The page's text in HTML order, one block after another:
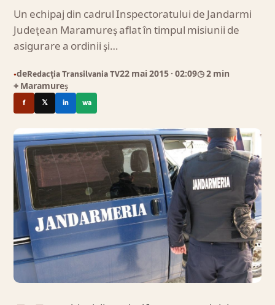
Un echipaj din cadrul Inspectoratului de Jandarmi
Judeţean Maramureş aflat în timpul misiunii de
asigurare a ordinii şi…
●deRedacția Transilvania TV22 mai 2015 · 02:09◷ 2 min
⌖ Maramureș
f 𝕏 in wa